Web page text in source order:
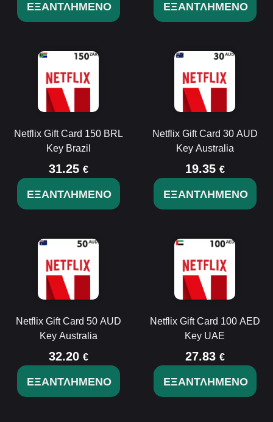
ΕΞΑΝΤΛΗΜΈΝΟ ΕΞΑΝΤΛΗΜΈΝΟ
Netflix Gift Card 150 BRL
Key Brazil
31.25 €
ΕΞΑΝΤΛΗΜΈΝΟ
Netflix Gift Card 30 AUD
Key Australia
19.35 €
ΕΞΑΝΤΛΗΜΈΝΟ
Netflix Gift Card 50 AUD
Key Australia
32.20 €
ΕΞΑΝΤΛΗΜΈΝΟ
Netflix Gift Card 100 AED
Key UAE
27.83 €
ΕΞΑΝΤΛΗΜΈΝΟ